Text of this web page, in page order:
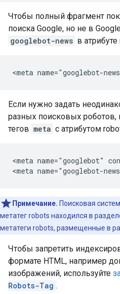
Чтобы полный фрагмент
поиска Google, но не в
googlebot-news в атрибуте
<meta name="googlebot-
Если нужно задать
разных поисковых роботов,
тегов meta с атрибутом
<meta name="googlebot"
<meta name="googlebot-
Примечание. Поисковая
метатег robots находился в
метатеги robots, размещенные в
Чтобы запретить
формате HTML, например
изображений, используйте
Robots-Tag .